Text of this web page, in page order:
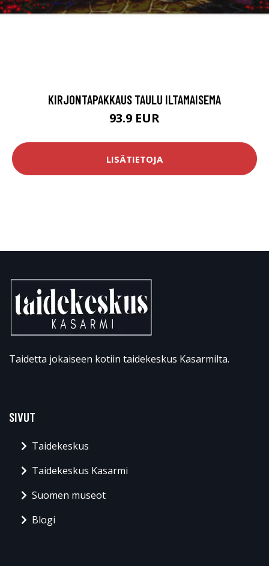
KIRJONTAPAKKAUS TAULU ILTAMAISEMA
93.9 EUR
LISÄTIETOJA
Taidetta jokaiseen kotiin taidekeskus Kasarmilta.
SIVUT
Taidekeskus
Taidekeskus Kasarmi
Suomen museot
Blogi